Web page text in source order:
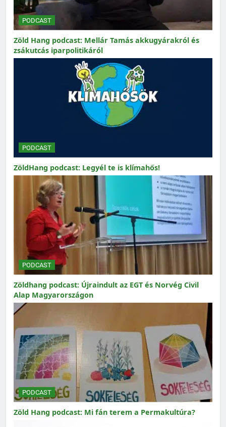
PODCAST
Zöld Hang podcast: Mellár Tamás akkugyárakról és
zsákutcás iparpolitikáról
PODCAST
ZöldHang podcast: Legyél te is klímahős!
PODCAST
Zöldhang podcast: Újraindult az EGT és Norvég Civil
Alap Magyarországon
PODCAST
Zöld Hang podcast: Mi fán terem a Permakultúra?